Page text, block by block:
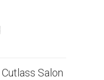
Salon